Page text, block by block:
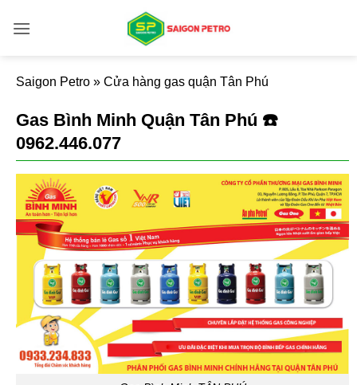
qua
Saigon Petro » Cửa hàng gas quận Tân Phú
Gas Bình Minh Quận Tân Phú ☎️
0962.446.077